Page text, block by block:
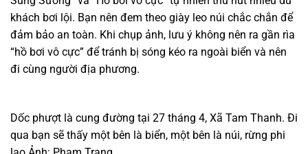
khách bơi lội. Bạn nên đem theo giày leo núi chắc chắn để
đảm bảo an toàn. Khi chụp ảnh, lưu ý không nên ra gần rìa
“hồ bơi vô cực” để tránh bị sóng kéo ra ngoài biển và nên
đi cùng người địa phương.
Dốc phượt là cung đường tại 27 tháng 4, Xã Tam Thanh. Đi
qua bạn sẽ thấy một bên là biển, một bên là núi, rừng phi